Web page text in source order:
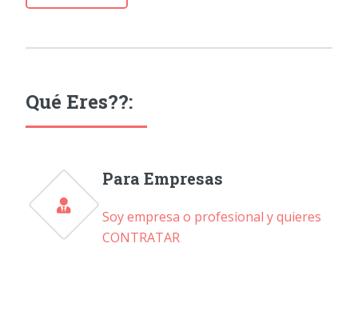
Qué Eres??:
Para Empresas
Soy empresa o profesional y quieres
CONTRATAR